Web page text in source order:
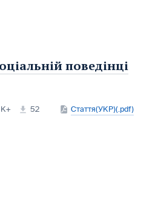
поведінці
52 Стаття(УКР)(.pdf)